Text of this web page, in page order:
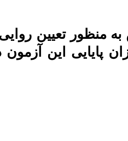
شد. در این مقیاس به